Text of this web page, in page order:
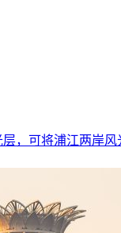
，可将浦江两岸